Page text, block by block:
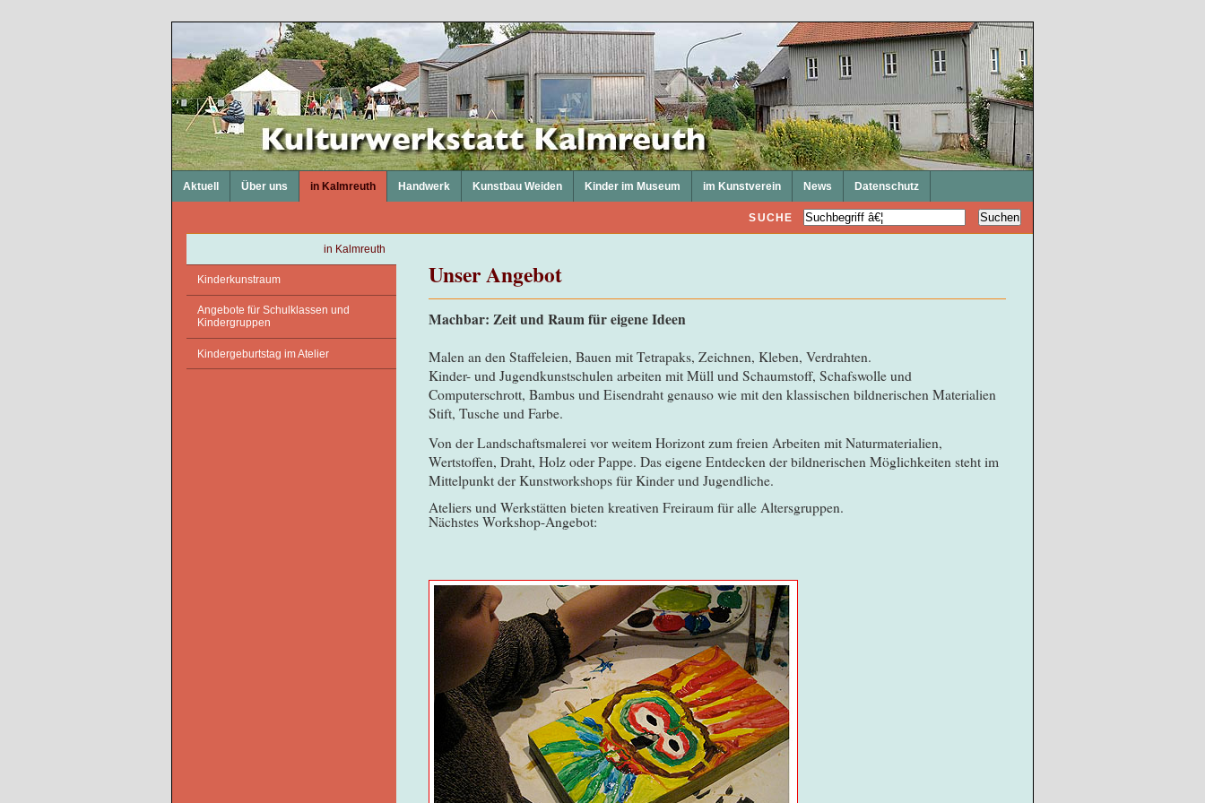
Aktuell Über uns in Kalmreuth Handwerk Kunstbau Weiden Kinder im Museum im Kunstverein News Datenschutz
SUCHE
in Kalmreuth
Kinderkunstraum
Angebote für Schulklassen und
Kindergruppen
Kindergeburtstag im Atelier
Unser Angebot
Machbar: Zeit und Raum für eigene Ideen
Malen an den Staffeleien, Bauen mit Tetrapaks, Zeichnen, Kleben, Verdrahten.
Kinder- und Jugendkunstschulen arbeiten mit Müll und Schaumstoff, Schafswolle und
Computerschrott, Bambus und Eisendraht genauso wie mit den klassischen bildnerischen Materialien
Stift, Tusche und Farbe.
Von der Landschaftsmalerei vor weitem Horizont zum freien Arbeiten mit Naturmaterialien,
Wertstoffen, Draht, Holz oder Pappe. Das eigene Entdecken der bildnerischen Möglichkeiten steht im
Mittelpunkt der Kunstworkshops für Kinder und Jugendliche.
Ateliers und Werkstätten bieten kreativen Freiraum für alle Altersgruppen.
Nächstes Workshop-Angebot: